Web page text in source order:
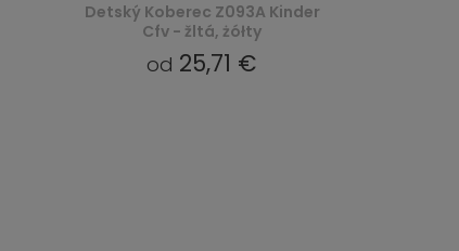
Detský Koberec Z093A Kinder
Cfv - žltá, żółty
od 25,71 €